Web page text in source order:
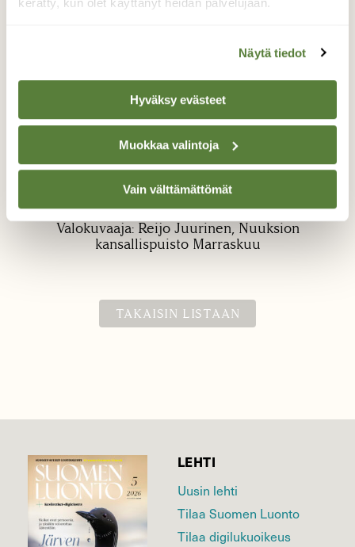
Näytä tiedot
Hyväksy evästeet
Muokkaa valintoja
Vain välttämättömät
Kauriin jälkiä
metsäkauriin, että valkohäntäkauriin.
Valokuvaaja: Reijo Juurinen, Nuuksion
kansallispuisto Marraskuu
TAKAISIN LISTAAN
LEHTI
Uusin lehti
Tilaa Suomen Luonto
Tilaa digilukuoikeus